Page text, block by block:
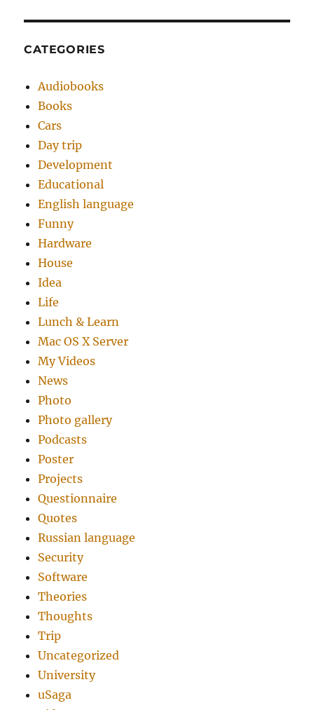
CATEGORIES
Audiobooks
Books
Cars
Day trip
Development
Educational
English language
Funny
Hardware
House
Idea
Life
Lunch & Learn
Mac OS X Server
My Videos
News
Photo
Photo gallery
Podcasts
Poster
Projects
Questionnaire
Quotes
Russian language
Security
Software
Theories
Thoughts
Trip
Uncategorized
University
uSaga